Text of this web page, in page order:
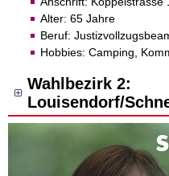
Alter: 65 Jahre
Beruf:
Hobbies: Camping,
Wahlbezirk 2:
Louisendorf/